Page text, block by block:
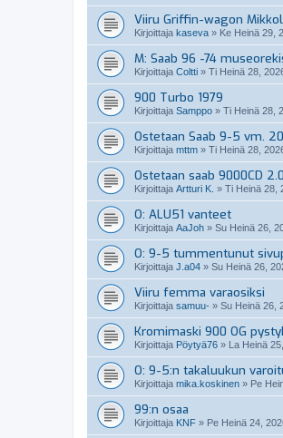
Viiru Griffin-wagon
Kirjoittaja kaseva » Ke Heinä 29,
M: Saab 96 -74
Kirjoittaja Coltti » Ti Heinä 28,
900 Turbo 1979
Kirjoittaja Samppo » Ti Heinä 28,
Ostetaan Saab 9-5 vm.
Kirjoittaja mttm » Ti Heinä 28,
Ostetaan saab 9000CD
Kirjoittaja Artturi K. » Ti Heinä 28,
O: ALU51 vanteet
Kirjoittaja AaJoh » Su Heinä 26,
O: 9-5 tummentunut
Kirjoittaja J.a04 » Su Heinä 26,
Viiru femma varaosiksi
Kirjoittaja samuu- » Su Heinä 26,
Kromimaski 900 OG
Kirjoittaja Pöytyä76 » La Heinä
O: 9-5:n takaluukun
Kirjoittaja mika.koskinen » Pe
99:n osaa
Kirjoittaja KNF » Pe Heinä 24,